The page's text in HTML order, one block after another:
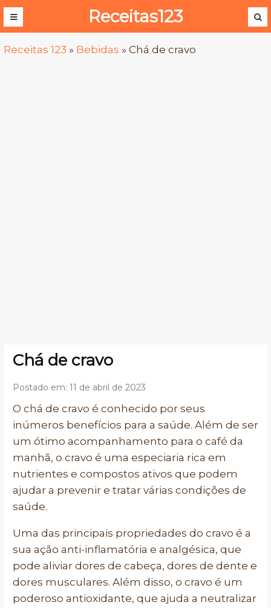
Receitas123
Receitas 123 » Bebidas » Chá de cravo
Chá de cravo
Postado em: 11 de abril de 2023
O chá de cravo é conhecido por seus
inúmeros benefícios para a saúde. Além de ser
um ótimo acompanhamento para o café da
manhã, o cravo é uma especiaria rica em
nutrientes e compostos ativos que podem
ajudar a prevenir e tratar várias condições de
saúde.
Uma das principais propriedades do cravo é a
sua ação anti-inflamatória e analgésica, que
pode aliviar dores de cabeça, dores de dente e
dores musculares. Além disso, o cravo é um
poderoso antioxidante, que ajuda a neutralizar